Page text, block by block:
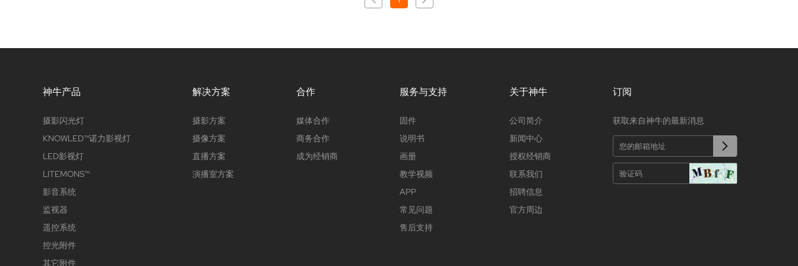
神牛产品
摄影闪光灯
KNOWLED™诺力影视灯
LED影视灯
LITEMONS™
影音系统
监视器
遥控系统
控光附件
其它附件
解决方案
摄影方案
摄像方案
直播方案
演播室方案
合作
媒体合作
商务合作
成为经销商
服务与支持
固件
说明书
画册
教学视频
APP
常见问题
售后支持
关于神牛
公司简介
新闻中心
授权经销商
联系我们
招聘信息
官方周边
订阅
获取来自神牛的最新消息